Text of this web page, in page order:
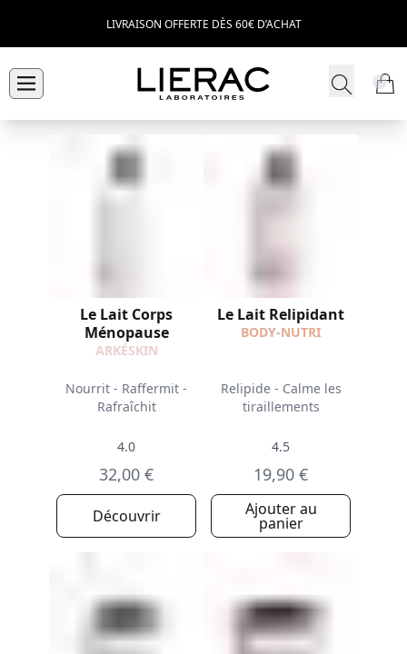
LIVRAISON OFFERTE DÈS 60€ D’ACHAT
Le Lait Corps
Ménopause
ARKÉSKIN
Nourrit - Raffermit -
Rafraîchit
4.0
32,00 €
Découvrir
Le Lait Relipidant
BODY-NUTRI
Relipide - Calme les
tiraillements
4.5
19,90 €
Ajouter au
panier